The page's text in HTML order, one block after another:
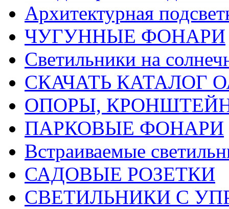
Архитектурная
ЧУГУННЫЕ ФОНАРИ
Светильники на
СКАЧАТЬ КАТАЛОГ
ОПОРЫ,
ПАРКОВЫЕ ФОНАРИ
Встраиваемые
САДОВЫЕ РОЗЕТКИ
СВЕТИЛЬНИКИ С